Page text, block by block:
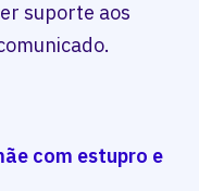
suporte aos
com estupro e